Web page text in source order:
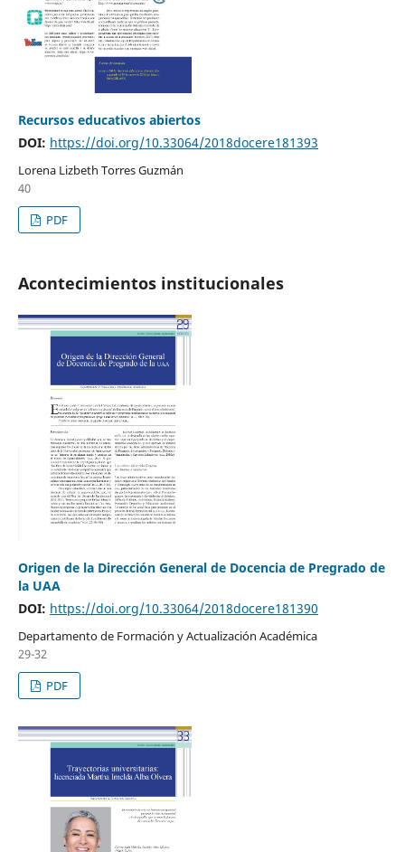
Recursos educativos abiertos
DOI: https://doi.org/10.33064/2018docere181393
Lorena Lizbeth Torres Guzmán
40
PDF
Acontecimientos institucionales
Origen de la Dirección General de Docencia de Pregrado de
la UAA
DOI: https://doi.org/10.33064/2018docere181390
Departamento de Formación y Actualización Académica
29-32
PDF